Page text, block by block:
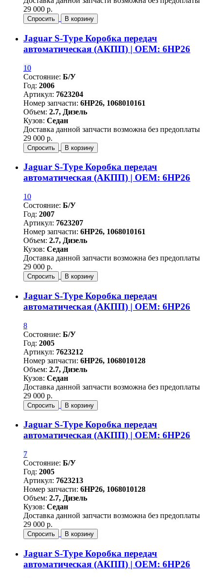
29 000 р.
Спросить В корзину
Jaguar S-Type Коробка передач
автоматическая (АКПП) | OEM: 6HP26
10
Состояние: Б/У
Год: 2006
Артикул: 7623204
Номер запчасти: 6HP26, 1068010161
Объем: 2.7, Дизель
Кузов: Седан
Доставка данной запчасти возможна без предоплаты
29 000 р.
Спросить В корзину
Jaguar S-Type Коробка передач
автоматическая (АКПП) | OEM: 6HP26
10
Состояние: Б/У
Год: 2007
Артикул: 7623207
Номер запчасти: 6HP26, 1068010161
Объем: 2.7, Дизель
Кузов: Седан
Доставка данной запчасти возможна без предоплаты
29 000 р.
Спросить В корзину
Jaguar S-Type Коробка передач
автоматическая (АКПП) | OEM: 6HP26
8
Состояние: Б/У
Год: 2005
Артикул: 7623212
Номер запчасти: 6HP26, 1068010128
Объем: 2.7, Дизель
Кузов: Седан
Доставка данной запчасти возможна без предоплаты
29 000 р.
Спросить В корзину
Jaguar S-Type Коробка передач
автоматическая (АКПП) | OEM: 6HP26
7
Состояние: Б/У
Год: 2005
Артикул: 7623213
Номер запчасти: 6HP26, 1068010128
Объем: 2.7, Дизель
Кузов: Седан
Доставка данной запчасти возможна без предоплаты
29 000 р.
Спросить В корзину
Jaguar S-Type Коробка передач
автоматическая (АКПП) | OEM: 6HP26